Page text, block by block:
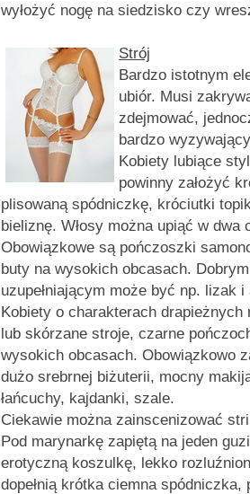
wyłożyć nogę na siedzisko czy
Strój
Bardzo istotnym
ubiór. Musi
zdejmować,
bardzo
Kobiety lubiące
powinny założyć
plisowaną spódniczkę, króciutki
bieliznę. Włosy można upiąć w dwa
Obowiązkowe są pończoszki
buty na wysokich obcasach.
uzupełniającym może być np. lizak
Kobiety o charakterach drapieżnych
lub skórzane stroje, czarne
wysokich obcasach. Obowiązkowo
dużo srebrnej biżuterii, mocny
łańcuchy, kajdanki, szale.
Ciekawie można zainscenizować
Pod marynarkę zapiętą na jeden
erotyczną koszulkę, lekko
dopełnią krótka ciemna